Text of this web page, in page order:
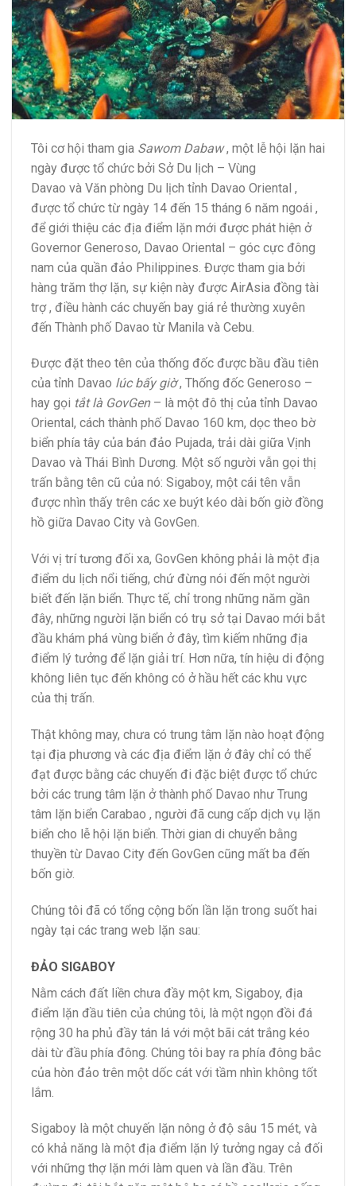
Tôi cơ hội tham gia Sawom Dabaw, một lễ hội lặn hai
ngày được tổ chức bởi Sở Du lịch – Vùng
Davao và Văn phòng Du lịch tỉnh Davao Oriental ,
được tổ chức từ ngày 14 đến 15 tháng 6 năm ngoái ,
để giới thiệu các địa điểm lặn mới được phát hiện ở
Governor Generoso, Davao Oriental – góc cực đông
nam của quần đảo Philippines. Được tham gia bởi
hàng trăm thợ lặn, sự kiện này được AirAsia đồng tài
trợ , điều hành các chuyến bay giá rẻ thường xuyên
đến Thành phố Davao từ Manila và Cebu.
Được đặt theo tên của thống đốc được bầu đầu tiên
của tỉnh Davao lúc bấy giờ, Thống đốc Generoso –
hay gọi tắt là GovGen– là một đô thị của tỉnh Davao
Oriental, cách thành phố Davao 160 km, dọc theo bờ
biển phía tây của bán đảo Pujada, trải dài giữa Vịnh
Davao và Thái Bình Dương. Một số người vẫn gọi thị
trấn bằng tên cũ của nó: Sigaboy, một cái tên vẫn
được nhìn thấy trên các xe buýt kéo dài bốn giờ đồng
hồ giữa Davao City và GovGen.
Với vị trí tương đối xa, GovGen không phải là một địa
điểm du lịch nổi tiếng, chứ đừng nói đến một người
biết đến lặn biển. Thực tế, chỉ trong những năm gần
đây, những người lặn biển có trụ sở tại Davao mới bắt
đầu khám phá vùng biển ở đây, tìm kiếm những địa
điểm lý tưởng để lặn giải trí. Hơn nữa, tín hiệu di động
không liên tục đến không có ở hầu hết các khu vực
của thị trấn.
Thật không may, chưa có trung tâm lặn nào hoạt động
tại địa phương và các địa điểm lặn ở đây chỉ có thể
đạt được bằng các chuyến đi đặc biệt được tổ chức
bởi các trung tâm lặn ở thành phố Davao như Trung
tâm lặn biển Carabao , người đã cung cấp dịch vụ lặn
biển cho lễ hội lặn biển. Thời gian di chuyển bằng
thuyền từ Davao City đến GovGen cũng mất ba đến
bốn giờ.
Chúng tôi đã có tổng cộng bốn lần lặn trong suốt hai
ngày tại các trang web lặn sau:
ĐẢO SIGABOY
Nằm cách đất liền chưa đầy một km, Sigaboy, địa
điểm lặn đầu tiên của chúng tôi, là một ngọn đồi đá
rộng 30 ha phủ đầy tán lá với một bãi cát trắng kéo
dài từ đầu phía đông. Chúng tôi bay ra phía đông bắc
của hòn đảo trên một dốc cát với tầm nhìn không tốt
lắm.
Sigaboy là một chuyến lặn nông ở độ sâu 15 mét, và
có khả năng là một địa điểm lặn lý tưởng ngay cả đối
với những thợ lặn mới làm quen và lần đầu. Trên